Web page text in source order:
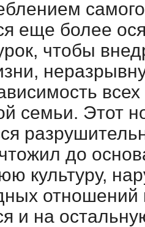
еще более
чтобы
семьи. Этот
до
культуру,
отношений
и на